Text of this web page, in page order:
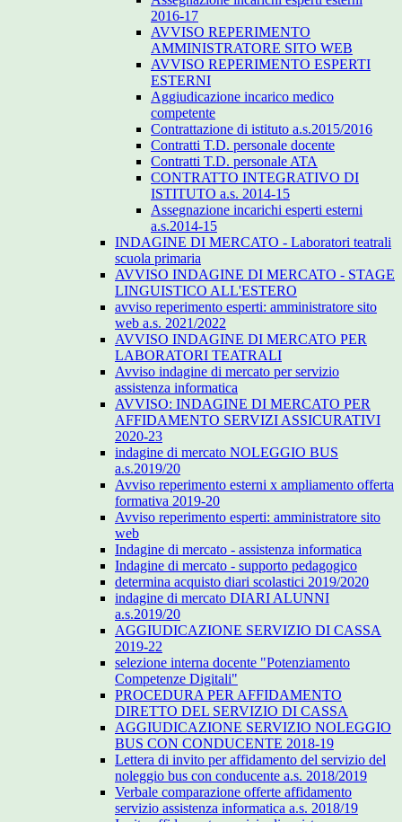
2016-17
AVVISO REPERIMENTO
AMMINISTRATORE SITO WEB
AVVISO REPERIMENTO ESPERTI
ESTERNI
Aggiudicazione incarico medico
competente
Contrattazione di istituto a.s.2015/2016
Contratti T.D. personale docente
Contratti T.D. personale ATA
CONTRATTO INTEGRATIVO DI
ISTITUTO a.s. 2014-15
Assegnazione incarichi esperti esterni
a.s.2014-15
INDAGINE DI MERCATO - Laboratori teatrali
scuola primaria
AVVISO INDAGINE DI MERCATO - STAGE
LINGUISTICO ALL'ESTERO
avviso reperimento esperti: amministratore sito
web a.s. 2021/2022
AVVISO INDAGINE DI MERCATO PER
LABORATORI TEATRALI
Avviso indagine di mercato per servizio
assistenza informatica
AVVISO: INDAGINE DI MERCATO PER
AFFIDAMENTO SERVIZI ASSICURATIVI
2020-23
indagine di mercato NOLEGGIO BUS
a.s.2019/20
Avviso reperimento esterni x ampliamento offerta
formativa 2019-20
Avviso reperimento esperti: amministratore sito
web
Indagine di mercato - assistenza informatica
Indagine di mercato - supporto pedagogico
determina acquisto diari scolastici 2019/2020
indagine di mercato DIARI ALUNNI
a.s.2019/20
AGGIUDICAZIONE SERVIZIO DI CASSA
2019-22
selezione interna docente "Potenziamento
Competenze Digitali"
PROCEDURA PER AFFIDAMENTO
DIRETTO DEL SERVIZIO DI CASSA
AGGIUDICAZIONE SERVIZIO NOLEGGIO
BUS CON CONDUCENTE 2018-19
Lettera di invito per affidamento del servizio del
noleggio bus con conducente a.s. 2018/2019
Verbale comparazione offerte affidamento
servizio assistenza informatica a.s. 2018/19